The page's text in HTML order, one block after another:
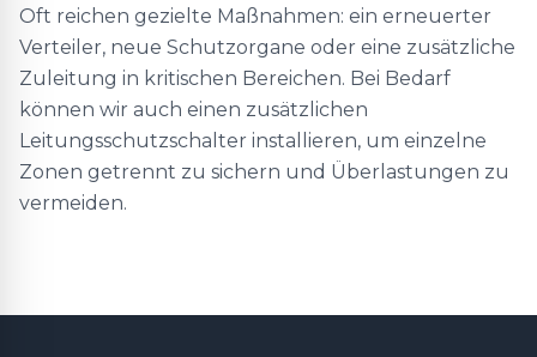
Oft reichen gezielte Maßnahmen: ein erneuerter
Verteiler, neue Schutzorgane oder eine zusätzliche
Zuleitung in kritischen Bereichen. Bei Bedarf
können wir auch einen zusätzlichen
Leitungsschutzschalter installieren, um einzelne
Zonen getrennt zu sichern und Überlastungen zu
vermeiden.